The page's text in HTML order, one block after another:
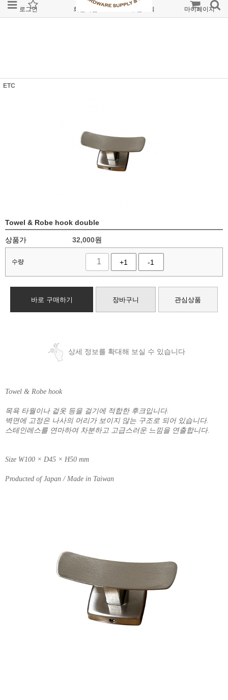
로그인 회원가입 주문조회 마이페이지
ETC
Towel & Robe hook double
상품가 32,000원
수량 +1 -1
바로 구매하기 장바구니 관심상품
상세 정보를 확대해 보실 수 있습니다
Towel & Robe hook
목욕 타월이나 겉옷 등을 걸기에 적합한 후크입니다.
벽면에 고정은 나사의 머리가 보이지 않는 구조로 되어 있습니다.
스테인레스를 연마하여 차분하고 고급스러운 느낌을 연출합니다.
Size W100 × D45 × H50 mm
Producted of Japan / Made in Taiwan